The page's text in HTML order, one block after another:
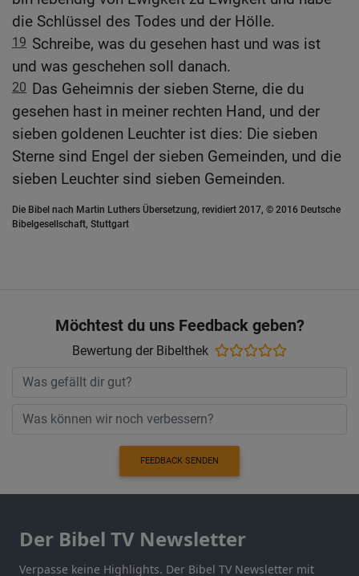
die Schlüssel des Todes und der Hölle.
19 Schreibe, was du gesehen hast und was ist
und was geschehen soll danach.
20 Das Geheimnis der sieben Sterne, die du
gesehen hast in meiner rechten Hand, und der
sieben goldenen Leuchter ist dies: Die sieben
Sterne sind Engel der sieben Gemeinden, und die
sieben Leuchter sind sieben Gemeinden.
Die Bibel nach Martin Luthers Übersetzung, revidiert 2017, © 2016 Deutsche
Bibelgesellschaft, Stuttgart
Möchtest du uns Feedback geben?
Bewertung der Bibelthek
FEEDBACK SENDEN
Der Bibel TV Newsletter
Verpasse keine Highlights. Der Bibel TV Newsletter mit